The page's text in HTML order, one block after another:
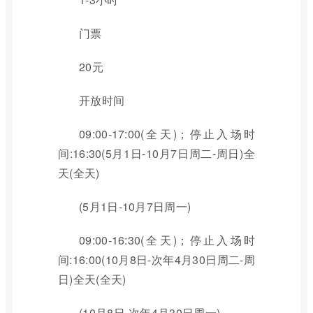
门票
20元
开放时间
09:00-17:00(全天)；停止入场时
间:16:30(5月1日-10月7日周二-周日)全
天(全天)
(5月1日-10月7日周一)
09:00-16:30(全天)；停止入场时
间:16:00(10月8日-次年4月30日周二-周
日)全天(全天)